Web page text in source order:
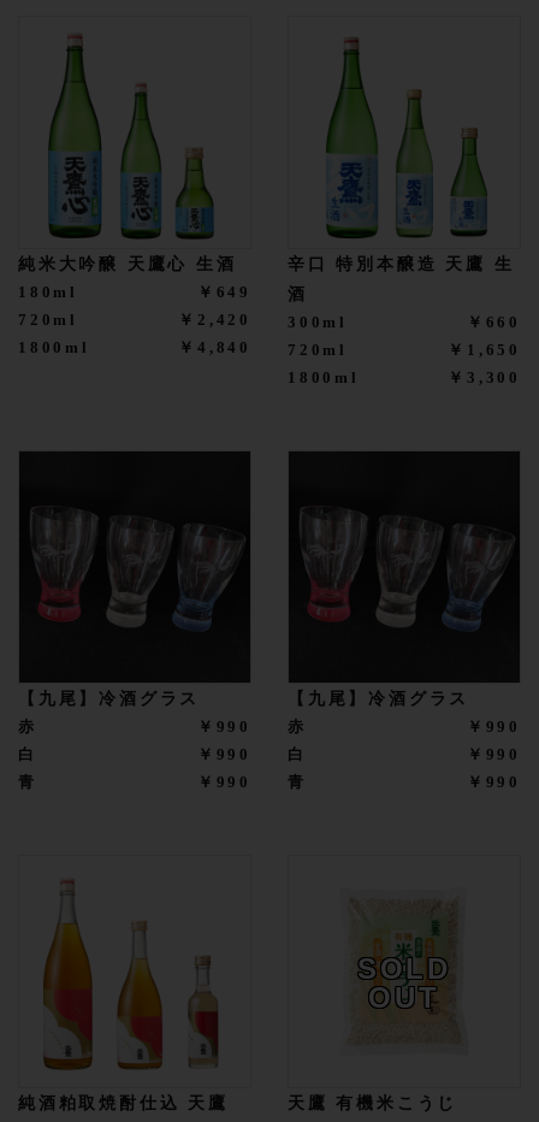
純米大吟醸 天鷹心 生酒
180ml
￥649
720ml
￥2,420
1800ml
￥4,840
辛口 特別本醸造 天鷹 生
酒
300ml
￥660
720ml
￥1,650
1800ml
￥3,300
【九尾】冷酒グラス
赤
￥990
白
￥990
青
￥990
【九尾】冷酒グラス
赤
￥990
白
￥990
青
￥990
純酒粕取焼酎仕込 天鷹
SOLD
OUT
天鷹 有機米こうじ